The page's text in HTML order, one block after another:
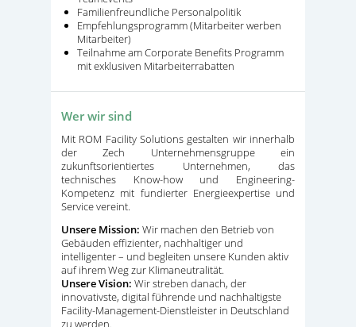
Familienfreundliche Personalpolitik
Empfehlungsprogramm (Mitarbeiter werben
Mitarbeiter)
Teilnahme am Corporate Benefits Programm
mit exklusiven Mitarbeiterrabatten
Wer wir sind
Mit ROM Facility Solutions gestalten wir innerhalb
der Zech Unternehmensgruppe ein
zukunftsorientiertes Unternehmen, das
technisches Know-how und Engineering-
Kompetenz mit fundierter Energieexpertise und
Service vereint.
Unsere Mission: Wir machen den Betrieb von
Gebäuden effizienter, nachhaltiger und
intelligenter – und begleiten unsere Kunden aktiv
auf ihrem Weg zur Klimaneutralität.
Unsere Vision: Wir streben danach, der
innovativste, digital führende und nachhaltigste
Facility-Management-Dienstleister in Deutschland